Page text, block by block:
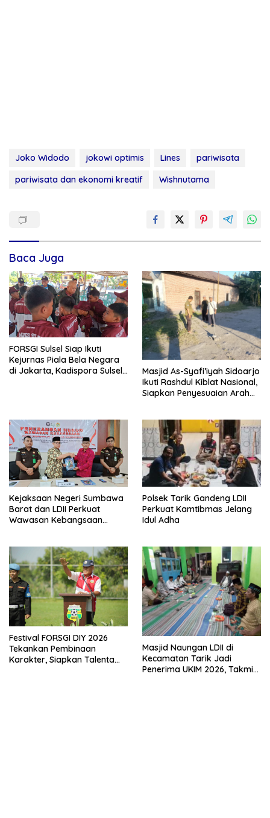
Joko Widodo jokowi optimis Lines
pariwisata
pariwisata dan ekonomi kreatif
Wishnutama
Baca Juga
FORSGI Sulsel Siap Ikuti
Kejurnas Piala Bela Negara
di Jakarta, Kadispora Sulsel
Masjid As-Syafi’iyah Sidoarjo
Ikuti Rashdul Kiblat Nasional,
Siapkan Penyesuaian Arah
Kejaksaan Negeri Sumbawa
Barat dan LDII Perkuat
Wawasan Kebangsaan
Polsek Tarik Gandeng LDII
Perkuat Kamtibmas Jelang
Idul Adha
Festival FORSGI DIY 2026
Tekankan Pembinaan
Karakter, Siapkan Talenta
Masjid Naungan LDII di
Kecamatan Tarik Jadi
Penerima UKIM 2026, Takmir